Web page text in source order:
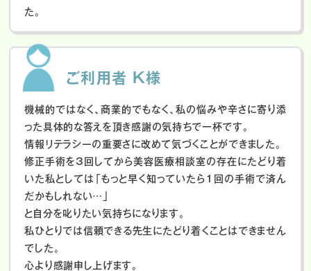
た。
ご利用者 K様
機械的ではなく、商業的でもなく、私の悩みや辛さに寄り添
った具体的な答えを頂き感謝の気持ちで一杯です。
情報リテラシーの重要さに改めて気づくことができました。
修正手術を3回してから美容医療相談室の存在にたどり着
いた私としては「もっと早く知っていたら1回の手術で済ん
だかもしれない…」
と自分を叱りたい気持ちになります。
私ひとりでは信頼できる先生にたどり着くことはできません
でした。
心より感謝申し上げます。